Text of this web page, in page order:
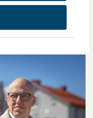
fram
successivt tar form.
befintliga verket från